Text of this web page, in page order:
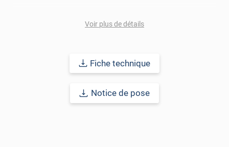
cause de sa finition, son application est donc conseillée sur des
grâce à la technologie "Airflow" autrement appelée "colle en nid
d'abeille qui empêche la formation de bulles et de plis grâce aux
Voir plus de détails
Fiche technique
Notice de pose